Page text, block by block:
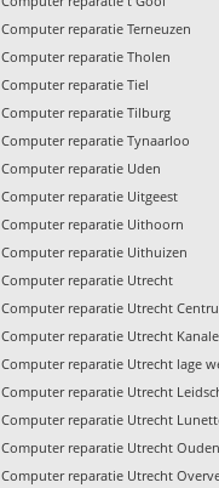
Computer reparatie Terneuzen
Computer reparatie Tholen
Computer reparatie Tiel
Computer reparatie Tilburg
Computer reparatie Tynaarloo
Computer reparatie Uden
Computer reparatie Uitgeest
Computer reparatie Uithoorn
Computer reparatie Uithuizen
Computer reparatie Utrecht
Computer reparatie Utrecht
Computer reparatie Utrecht
Computer reparatie Utrecht lage
Computer reparatie Utrecht
Computer reparatie Utrecht
Computer reparatie Utrecht
Computer reparatie Utrecht